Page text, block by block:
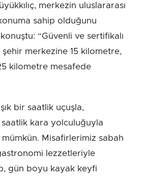
merkezin uluslararası
sahip olduğunu
“Güvenli ve sertifikalı
merkezine 15 kilometre,
kilometre mesafede
bir saatlik uçuşla,
kara yolculuğuyla
Misafirlerimiz sabah
lezzetleriyle
gün boyu kayak keyfi